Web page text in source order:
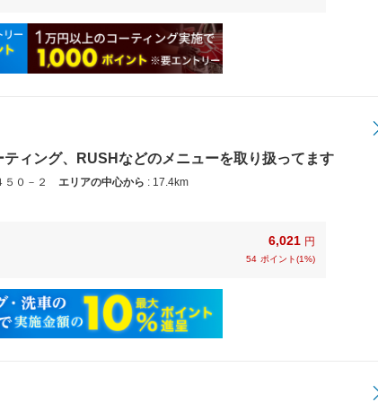
ィング、RUSHなどのメニューを取り扱ってます
０－２ エリアの中心から : 17.4km
6,021 円
54 ポイント(1%)